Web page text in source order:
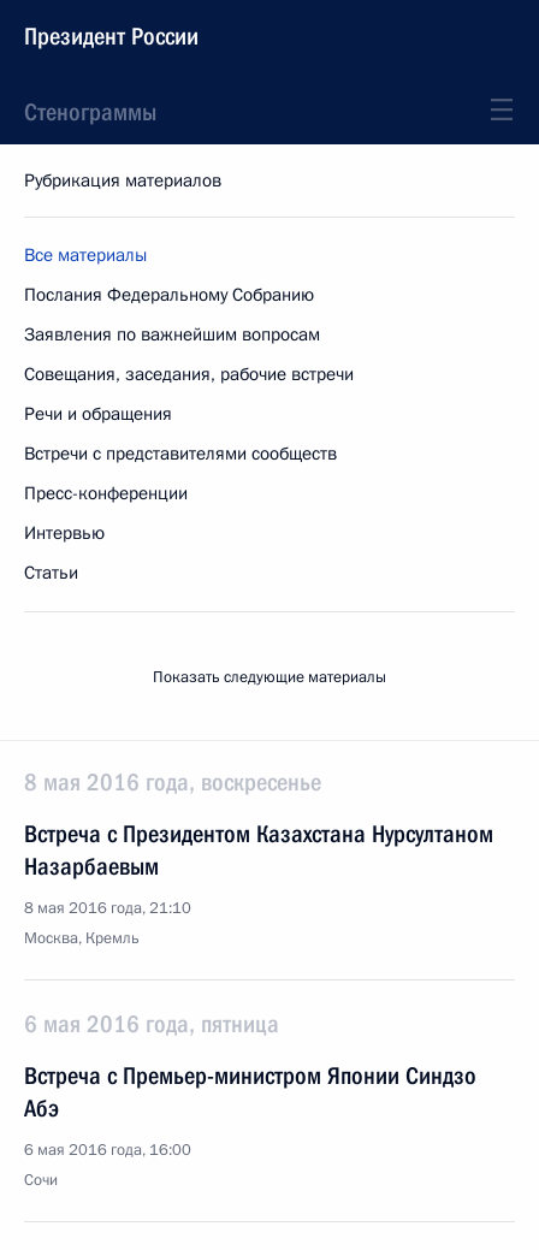
Президент России
Стенограммы
Рубрикация материалов
Все материалы
Послания Федеральному Собранию
Заявления по важнейшим вопросам
Совещания, заседания, рабочие встречи
Речи и обращения
Встречи с представителями сообществ
Пресс-конференции
Интервью
Статьи
Показать следующие материалы
8 мая 2016 года, воскресенье
Встреча с Президентом Казахстана Нурсултаном
Назарбаевым
8 мая 2016 года, 21:10
Москва, Кремль
6 мая 2016 года, пятница
Встреча с Премьер-министром Японии Синдзо
Абэ
6 мая 2016 года, 16:00
Сочи